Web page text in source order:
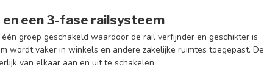
een 3-fase railsysteem
groep geschakeld waardoor de rail verfijnder en geschikter is
wordt vaker in winkels en andere zakelijke ruimtes toegepast. De
van elkaar aan en uit te schakelen.